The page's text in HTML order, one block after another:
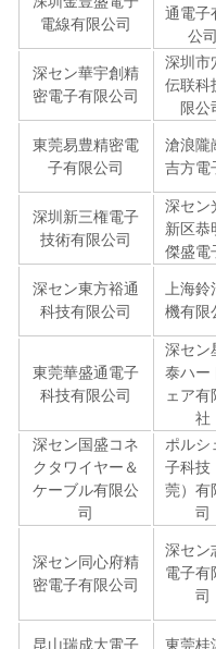
電線有限公司
通電子
公司
深セン華宇創精
密電子有限公司
深圳市
伝联科
限公
東莞易豊精密電
子有限公司
滄浪隴
吉方電
深圳新三権電子
技術有限公司
深セン
新区恭
傑盛電
深セン東方裕通
科技有限公司
上海鈴
機有限
東莞華盛通電子
科技有限公司
深セン
泰ハー
ェア有
社
深セン国盛コネ
クタワイヤー＆
ケーブル有限公
司
ポルシ
子科技
莞）有
司
深セン同心府精
密電子有限公司
深セン
電子有
司